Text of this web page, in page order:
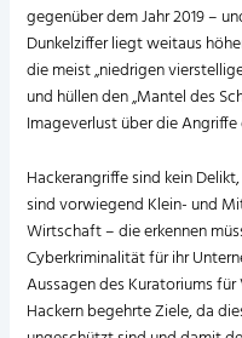
gegenüber dem Jahr 2019 –
Dunkelziffer liegt weitaus
die meist „niedrigen
und hüllen den „Mantel des
Imageverlust über die
Hackerangriffe sind kein
sind vorwiegend Klein- und
Wirtschaft – die erkennen
Cyberkriminalität für ihr
Aussagen des Kuratoriums
Hackern begehrte Ziele, da